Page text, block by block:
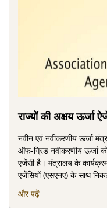
राज्‍यों की अक्षय ऊर्जा
नवीन एवं नवीकरणीय ऊर्जा
ऑफ-ग्रिड नवीकरणीय ऊर्जा
एजेंसी है। मंत्रालय के
एजेंसियों (एसएनए) के साथ
और पढ़ें